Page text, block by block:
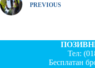
PREVIOUS
Тел:
Бесплатан